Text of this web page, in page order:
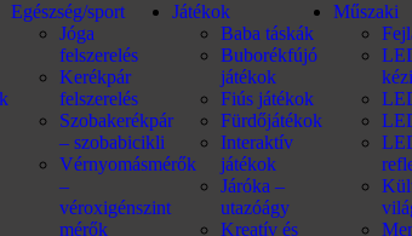
Egészség/sport
Jóga
felszerelés
Kerékpár
felszerelés
Szobakerékpár
– szobabicikli
Vérnyomásmérők
–
véroxigénszint
mérők
Játékok
Baba táskák
Buborékfújó
játékok
Fiús játékok
Fürdőjátékok
Interaktív
játékok
Járóka –
utazóágy
Kreatív és
Műszaki